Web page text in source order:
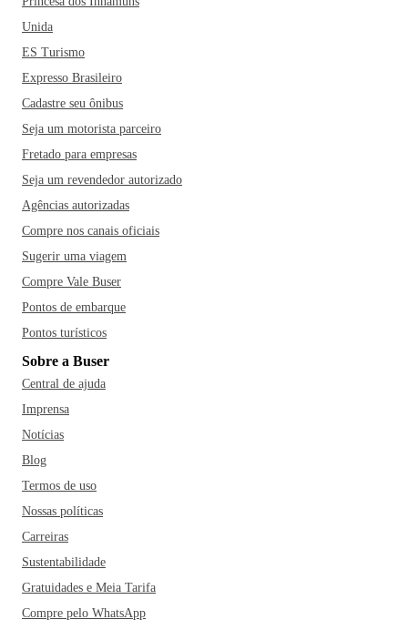
Unida
ES Turismo
Expresso Brasileiro
Cadastre seu ônibus
Seja um motorista parceiro
Fretado para empresas
Seja um revendedor autorizado
Agências autorizadas
Compre nos canais oficiais
Sugerir uma viagem
Compre Vale Buser
Pontos de embarque
Pontos turísticos
Sobre a Buser
Central de ajuda
Imprensa
Notícias
Blog
Termos de uso
Nossas políticas
Carreiras
Sustentabilidade
Gratuidades e Meia Tarifa
Compre pelo WhatsApp